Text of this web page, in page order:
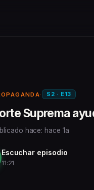
· S2 · E13
Suprema
hace: hace 1a
Escuchar episodio
11:21